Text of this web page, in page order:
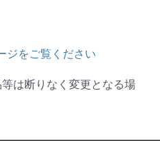
ジをご覧ください
は断りなく変更となる場